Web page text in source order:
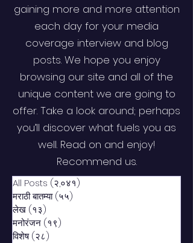
gaining more and more attention
each day for your media
coverage interview and blog
posts. We hope you enjoy
browsing our site and all of the
unique content we are going to
offer. Take a look around; perhaps
you’ll discover what fuels you as
well. Read on and enjoy!
Recommend us.
All Posts (२,०४१)
मराठी बातम्या (५५)
लेख (१३)
मनोरंजन (१९)
विशेष (२८)